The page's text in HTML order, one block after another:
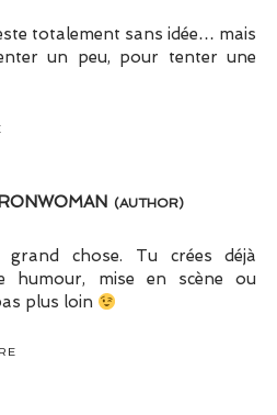
totalement sans idée… mais
un peu, pour tenter une
chose. Tu crées déjà
humour, mise en scène ou
plus loin